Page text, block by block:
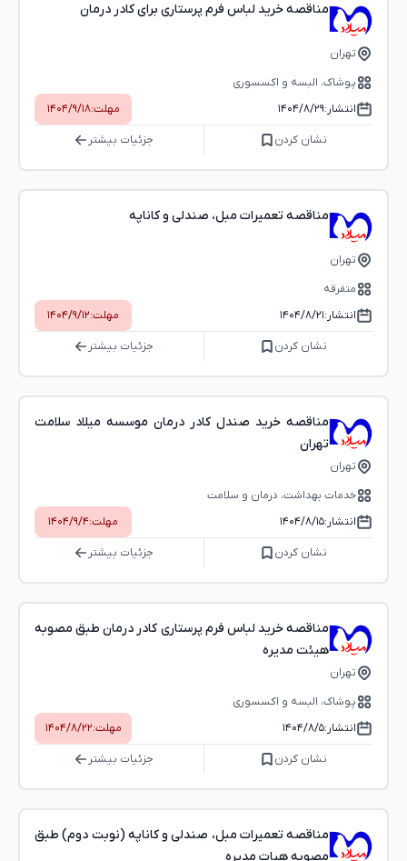
مناقصه خرید لباس فرم پرستاری برای کادر درمان
تهران
پوشاک، البسه و اکسسوری
انتشار:۱۴۰۴/۸/۲۹ مهلت:۱۴۰۴/۹/۱۸
نشان کردن جزئیات بیشتر
مناقصه تعمیرات مبل، صندلی و کاناپه
تهران
متفرقه
انتشار:۱۴۰۴/۸/۲۱ مهلت:۱۴۰۴/۹/۱۲
نشان کردن جزئیات بیشتر
مناقصه خرید صندل کادر درمان موسسه میلاد سلامت
تهران
تهران
خدمات بهداشت، درمان و سلامت
انتشار:۱۴۰۴/۸/۱۵ مهلت:۱۴۰۴/۹/۴
نشان کردن جزئیات بیشتر
مناقصه خرید لباس فرم پرستاری کادر درمان طبق مصوبه
هیئت مدیره
تهران
پوشاک، البسه و اکسسوری
انتشار:۱۴۰۴/۸/۵ مهلت:۱۴۰۴/۸/۲۲
نشان کردن جزئیات بیشتر
مناقصه تعمیرات مبل، صندلی و کاناپه (نوبت دوم) طبق
مصوبه هیات مدیره